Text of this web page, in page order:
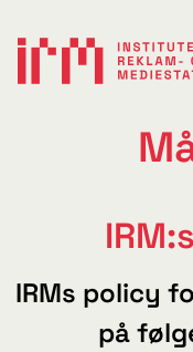
IRMs policy
på